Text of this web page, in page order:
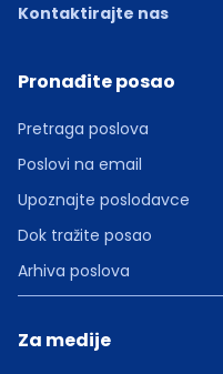
Kontaktirajte nas
Pronađite posao
Pretraga poslova
Poslovi na email
Upoznajte poslodavce
Dok tražite posao
Arhiva poslova
Za medije